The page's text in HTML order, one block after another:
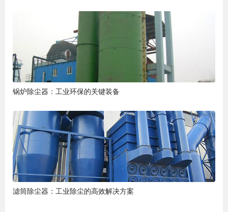
锅炉除尘器：工业环保的关键装备
滤筒除尘器：工业除尘的高效解决方案